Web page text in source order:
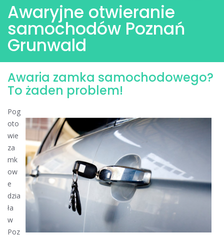
Awaryjne otwieranie
samochodów Poznań
Grunwald
Awaria zamka samochodowego?
To żaden problem!
Pog
oto
wie
za
mk
ow
e
dzia
ła
w
Poz